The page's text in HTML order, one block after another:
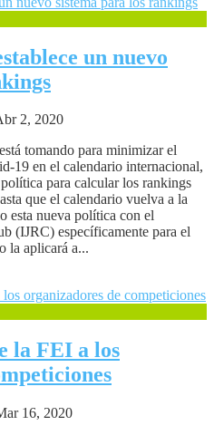
un nuevo
2, 2020
tomando para minimizar el
19 en el calendario internacional,
para calcular los rankings
que el calendario vuelva a la
esta nueva política con el
(IJRC) específicamente para el
la aplicará a...
la FEI a los
16, 2020